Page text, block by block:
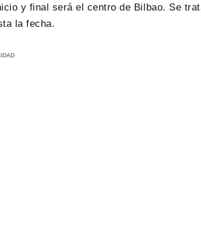
y final será el centro de Bilbao. Se
la fecha.